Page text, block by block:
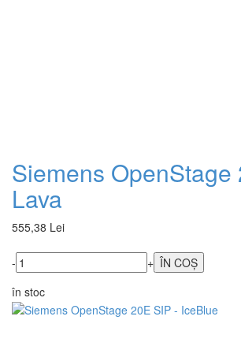
Siemens OpenStage
Lava
555,38 Lei
-
+
în stoc